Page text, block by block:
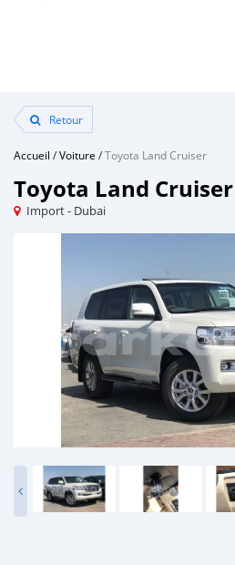
Retour
Accueil /Voiture /Toyota Land Cruiser
Toyota Land Cruiser
Import - Dubai